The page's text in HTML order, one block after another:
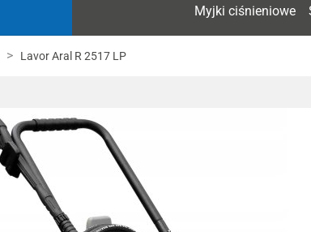
Myjki ciśnieniowe
Lavor Aral R 2517 LP